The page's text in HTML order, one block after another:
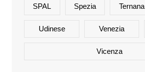
SPAL Spezia Ternana
Udinese Venezia
Vicenza